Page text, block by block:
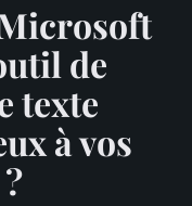
de
texte
à vos